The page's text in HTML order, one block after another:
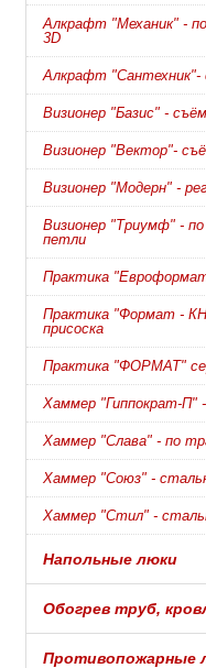
Алкрафт "Механик" -
3D
Алкрафт "Сантехник"-
Визионер "Базис" -
Визионер "Вектор"-
Визионер "Модерн" -
Визионер "Триумф" -
петли
Практика
Практика "Формат -
присоска
Практика "ФОРМАТ"
Хаммер "Гиппократ-П"
Хаммер "Слава" - по
Хаммер "Союз" -
Хаммер "Стил" -
Напольные люки
Обогрев труб,
Противопожарные